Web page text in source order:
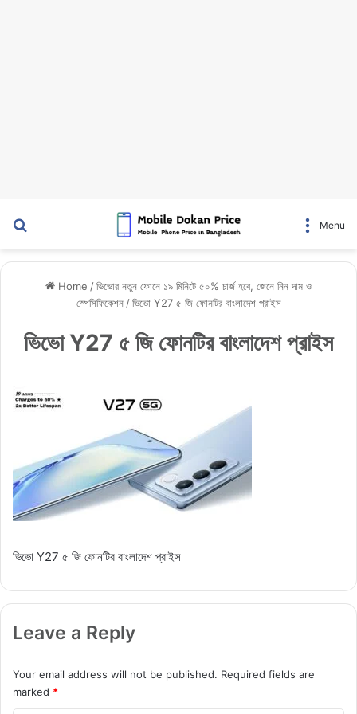
Menu
Home /ভিভোর নতুন ফোনে ১৯ মিনিটে ৫০% চার্জ হবে, জেনে নিন দাম ও
স্পেসিফিকেশন / ভিভো Y27 ৫ জি ফোনটির বাংলাদেশ প্রাইস
ভিভো Y27 ৫ জি ফোনটির বাংলাদেশ প্রাইস
ভিভো Y27 ৫ জি ফোনটির বাংলাদেশ প্রাইস
Leave a Reply
Your email address will not be published. Required fields are
marked *